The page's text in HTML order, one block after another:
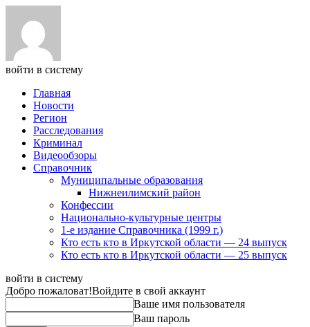
войти в систему
Главная
Новости
Регион
Расследования
Криминал
Видеообзоры
Справочник
Муниципальные образования
Нижнеилимский район
Конфессии
Национально-культурные центры
1-е издание Справочника (1999 г.)
Кто есть кто в Иркутской области — 24 выпуск
Кто есть кто в Иркутской области — 25 выпуск
войти в систему
Добро пожаловат!Войдите в свой аккаунт
Ваше имя пользователя
Ваш пароль